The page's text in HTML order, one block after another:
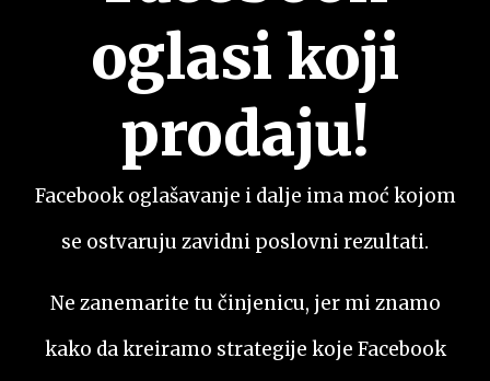
oglasi koji
prodaju!
Facebook oglašavanje i dalje ima moć kojom
se ostvaruju zavidni poslovni rezultati.
Ne zanemarite tu činjenicu, jer mi znamo
kako da kreiramo strategije koje Facebook